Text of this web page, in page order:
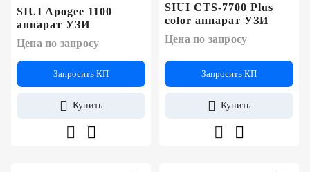
SIUI Apogee 1100
аппарат УЗИ
Цена по запросу
Запросить КП
Купить
SIUI CTS-7700 Plus
color аппарат УЗИ
Цена по запросу
Запросить КП
Купить